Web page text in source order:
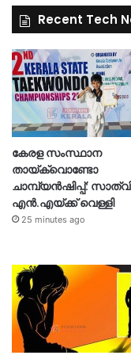
Recent Tech
കേരള സംസ്ഥാന
തായ്‌ക്വൊണ്ടോ
ചാമ്പ്യൻഷിപ്പ്:
എൻ.എയ്ക്ക് വെള്ളി
25 minutes ago